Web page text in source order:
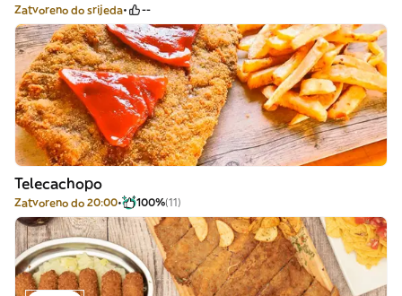
Zatvoreno do srijeda --
Telecachopo
Zatvoreno do 20:00 100%(11)